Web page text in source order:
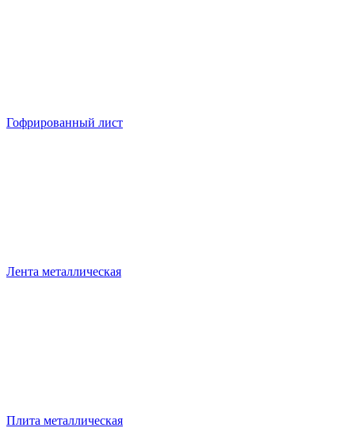
Гофрированный лист
Лента металлическая
Плита металлическая